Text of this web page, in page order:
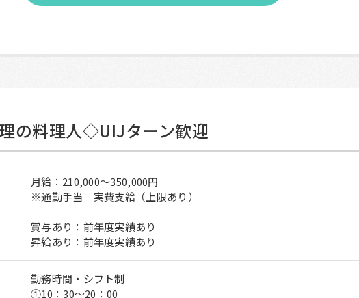
の料理人◇UIJターン歓迎
月給：210,000～350,000円
※通勤手当 実費支給（上限あり）
賞与あり：前年度実績あり
昇給あり：前年度実績あり
勤務時間・シフト制
①10：30～20：00